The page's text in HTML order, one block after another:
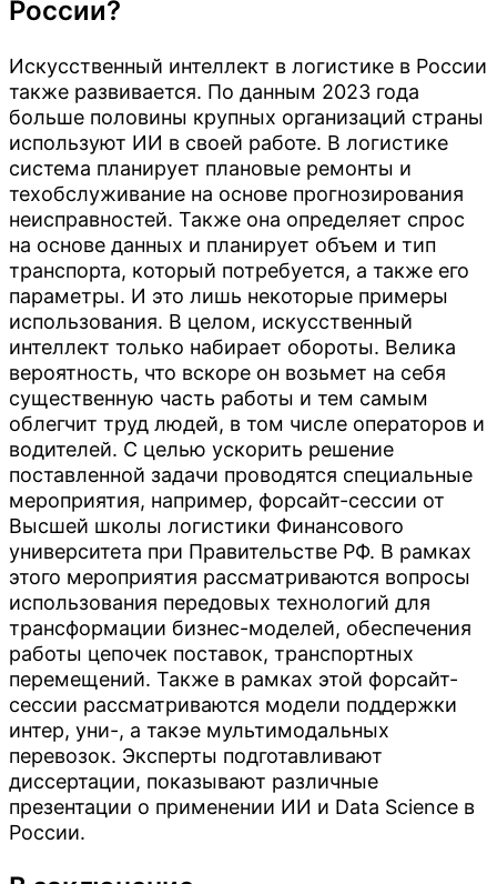
России?
Искусственный интеллект в логистике в России
также развивается. По данным 2023 года
больше половины крупных организаций страны
используют ИИ в своей работе. В логистике
система планирует плановые ремонты и
техобслуживание на основе прогнозирования
неисправностей. Также она определяет спрос
на основе данных и планирует объем и тип
транспорта, который потребуется, а также его
параметры. И это лишь некоторые примеры
использования. В целом, искусственный
интеллект только набирает обороты. Велика
вероятность, что вскоре он возьмет на себя
существенную часть работы и тем самым
облегчит труд людей, в том числе операторов и
водителей. С целью ускорить решение
поставленной задачи проводятся специальные
мероприятия, например, форсайт-сессии от
Высшей школы логистики Финансового
университета при Правительстве РФ. В рамках
этого мероприятия рассматриваются вопросы
использования передовых технологий для
трансформации бизнес-моделей, обеспечения
работы цепочек поставок, транспортных
перемещений. Также в рамках этой форсайт-
сессии рассматриваются модели поддержки
интер, уни-, а такэе мультимодальных
перевозок. Эксперты подготавливают
диссертации, показывают различные
презентации о применении ИИ и Data Science в
России.